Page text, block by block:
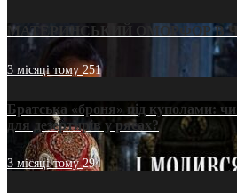
МАТЕРИНСЬКИЙ ОМОРФОР В
3 місяці тому251
Братська «броня» під куполами:
для дезертирів у рясах?
3 місяці тому294